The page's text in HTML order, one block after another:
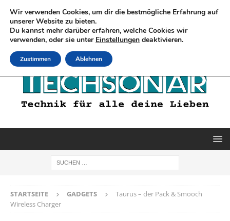
STARTSEITE GADGETS
Taurus – der Pack & Smooch
Wireless Charger
Wir verwenden Cookies, um dir die bestmögliche Erfahrung auf
unserer Website zu bieten.
Du kannst mehr darüber erfahren, welche Cookies wir
verwenden, oder sie unter Einstellungen deaktivieren.
Zustimmen Ablehnen